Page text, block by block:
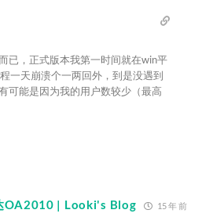
已，正式版本我第一时间就在win平
一天崩溃个一两回外，到是没遇到
可能是因为我的用户数较少（最高
OA2010 | Looki's Blog 15 年 前